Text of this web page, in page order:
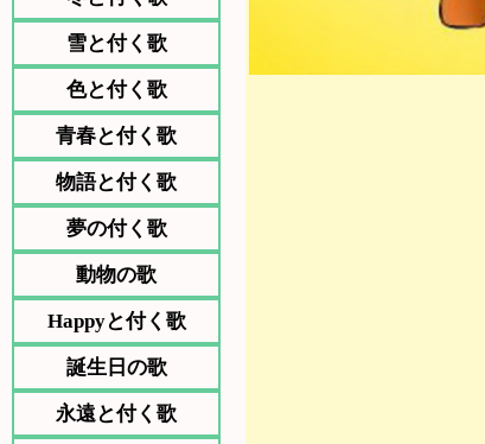
雪と付く歌
色と付く歌
青春と付く歌
物語と付く歌
夢の付く歌
動物の歌
Happyと付く歌
誕生日の歌
永遠と付く歌